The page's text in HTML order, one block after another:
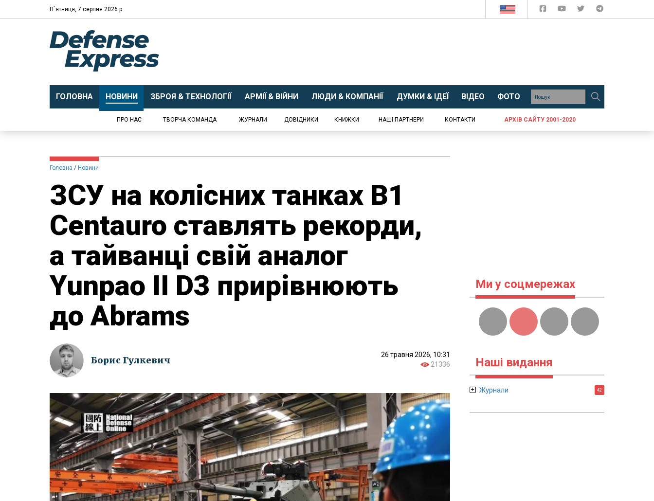
П`ятниця, 7 серпня 2026 р.
ГОЛОВНА НОВИНИ ЗБРОЯ & ТЕХНОЛОГІЇ АРМІЇ & ВІЙНИ ЛЮДИ & КОМПАНІЇ ДУМКИ & ІДЕЇ ВІДЕО ФОТО
ПРО НАС ТВОРЧА КОМАНДА ЖУРНАЛИ ДОВІДНИКИ КНИЖКИ НАШІ ПАРТНЕРИ КОНТАКТИ АРХІВ САЙТУ 2001-2020
Головна Новини
ЗСУ на колісних танках B1
Centauro ставлять рекорди,
а тайванці свій аналог
Yunpao II D3 прирівнюють
до Abrams
Борис Гулкевич
26 травня 2026, 10:31
21336
Ми у соцмережах
Наші видання
Журнали 42